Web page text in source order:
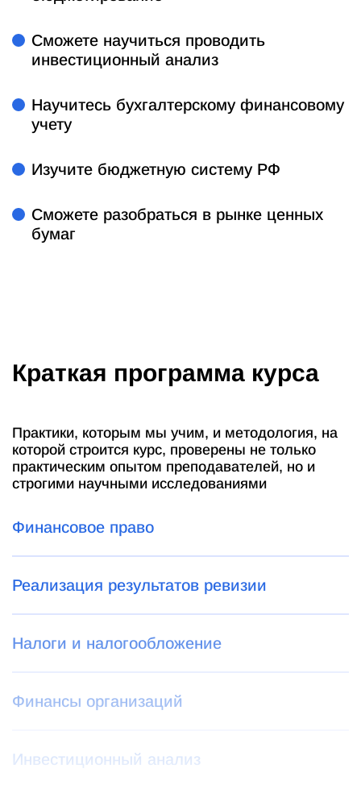
Сможете научиться проводить
инвестиционный анализ
Научитесь бухгалтерскому финансовому
учету
Изучите бюджетную систему РФ
Сможете разобраться в рынке ценных
бумаг
Краткая программа курса
Практики, которым мы учим, и методология, на
которой строится курс, проверены не только
практическим опытом преподавателей, но и
строгими научными исследованиями
Финансовое право
Реализация результатов ревизии
Налоги и налогообложение
Финансы организаций
Инвестиционный анализ